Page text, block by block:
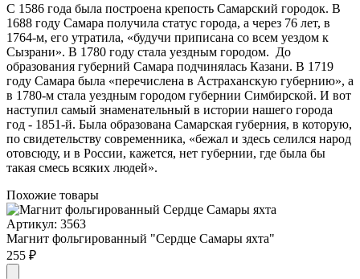
С 1586 года была построена крепость Самарский городок. В
1688 году Самара получила статус города, а через 76 лет, в
1764-м, его утратила, «будучи приписана со всем уездом к
Сызрани». В 1780 году стала уездным городом. До
образования губерний Сама­ра подчинялась Казани. В 1719
году Самара была «перечислена в Астраханскую губернию», а
в 1780-м стала уездным городом губернии Симбирской. И вот
наступил самый зна­менательный в истории наше­го города
год - 1851-й. Была образована Самарская губер­ния, в которую,
по свидетель­ству современника, «бежал и здесь селился народ
отовсю­ду, и в России, кажется, нет губернии, где была бы
такая смесь всяких людей».
Похожие товары
Артикул: 3563
Магнит фольгированный "Сердце Самары яхта"
255 ₽